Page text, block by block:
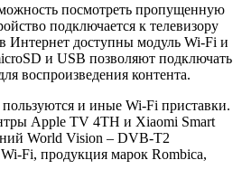
посмотреть пропущенную
подключается к телевизору
Интернет доступны модуль Wi-Fi и
и USB позволяют подключать
воспроизведения контента.
и иные Wi-Fi приставки.
Apple TV 4TH и Xiaomi Smart
World Vision – DVB-T2
Fi, продукция марок Rombica,